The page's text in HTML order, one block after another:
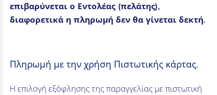
επιβαρύνεται ο Εντολέας (πελάτης),
διαφορετικά η πληρωμή δεν θα γίνεται δεκτή.
Πληρωμή με την χρήση Πιστωτικής κάρτας.
Η επιλογή εξόφλησης της παραγγελίας με πιστωτική